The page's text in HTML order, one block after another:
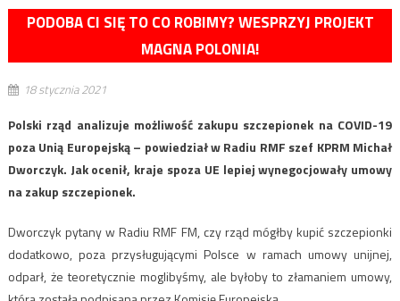
PODOBA CI SIĘ TO CO ROBIMY? WESPRZYJ PROJEKT
MAGNA POLONIA!
18 stycznia 2021
Polski rząd analizuje możliwość zakupu szczepionek na COVID-19
poza Unią Europejską – powiedział w Radiu RMF szef KPRM Michał
Dworczyk. Jak ocenił, kraje spoza UE lepiej wynegocjowały umowy
na zakup szczepionek.
Dworczyk pytany w Radiu RMF FM, czy rząd mógłby kupić szczepionki
dodatkowo, poza przysługującymi Polsce w ramach umowy unijnej,
odparł, że teoretycznie moglibyśmy, ale byłoby to złamaniem umowy,